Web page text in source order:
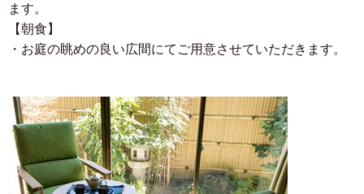
ます。
【朝食】
・お庭の眺めの良い広間にてご用意させていただきます。